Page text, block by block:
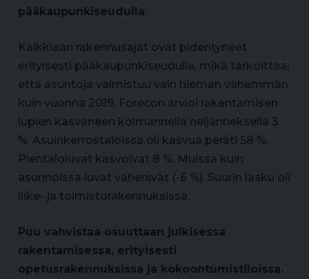
pääkaupunkiseudulla
Kaikkiaan rakennusajat ovat pidentyneet
erityisesti pääkaupunkiseudulla, mikä tarkoittaa,
että asuntoja valmistuu vain hieman vähemmän
kuin vuonna 2019. Forecon arvioi rakentamisen
lupien kasvaneen kolmannella neljänneksellä 3
%. Asuinkerrostaloissa oli kasvua peräti 58 %.
Pientaloluvat kasvoivat 8 %. Muissa kuin
asunnoissa luvat vähenivät (-6 %). Suurin lasku oli
liike- ja toimistorakennuksissa.
Puu vahvistaa osuuttaan julkisessa
rakentamisessa, erityisesti
opetusrakennuksissa ja kokoontumistiloissa.